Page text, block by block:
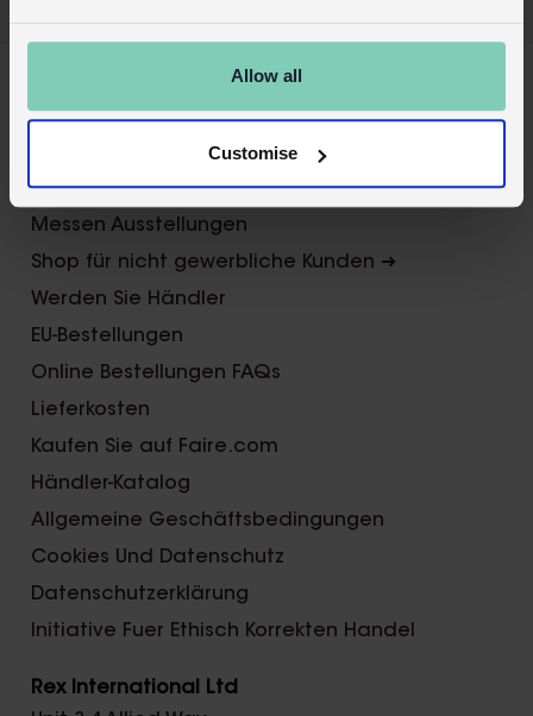
Allow all
Customise
Über Uns
Kontaktieren Sie uns
Preis
Messen Ausstellungen
Shop für nicht gewerbliche Kunden ➜
Werden Sie Händler
EU-Bestellungen
Online Bestellungen FAQs
Lieferkosten
Kaufen Sie auf Faire.com
Händler-Katalog
Allgemeine Geschäftsbedingungen
Cookies Und Datenschutz
Datenschutzerklärung
Initiative Fuer Ethisch Korrekten Handel
Rex International Ltd